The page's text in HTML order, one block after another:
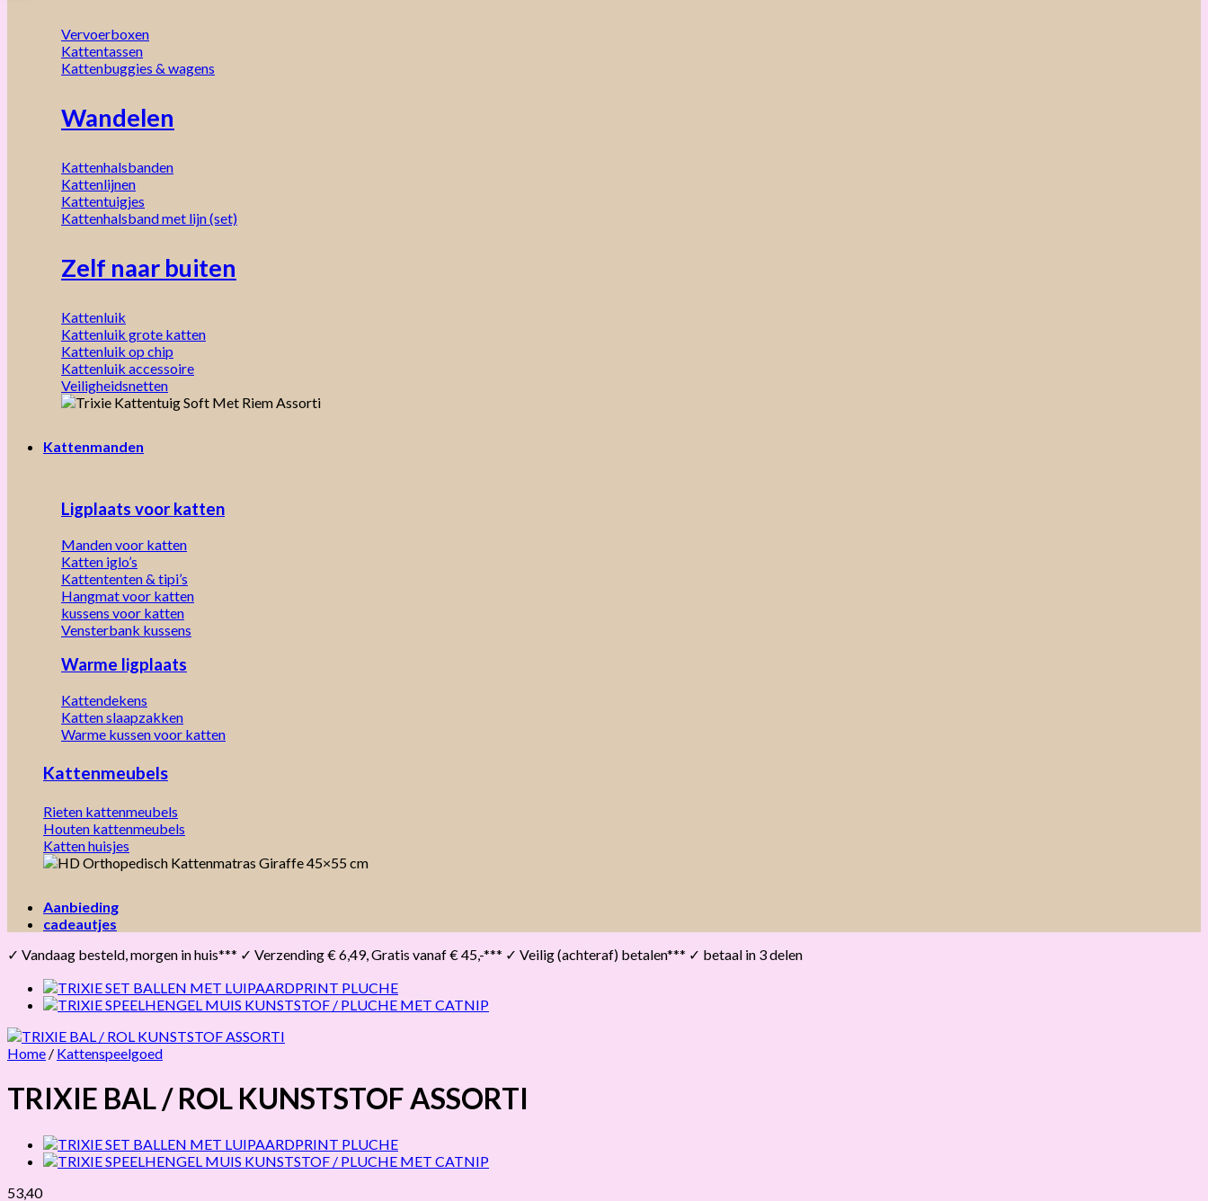
Vervoerboxen
Kattentassen
Kattenbuggies & wagens
Wandelen
Kattenhalsbanden
Kattenlijnen
Kattentuigjes
Kattenhalsband met lijn (set)
Zelf naar buiten
Kattenluik
Kattenluik grote katten
Kattenluik op chip
Kattenluik accessoire
Veiligheidsnetten
Kattenmanden
Ligplaats voor katten
Manden voor katten
Katten iglo’s
Kattententen & tipi’s
Hangmat voor katten
kussens voor katten
Vensterbank kussens
Warme ligplaats
Kattendekens
Katten slaapzakken
Warme kussen voor katten
Kattenmeubels
Rieten kattenmeubels
Houten kattenmeubels
Katten huisjes
Aanbieding
cadeautjes
✓ Vandaag besteld, morgen in huis*** ✓ Verzending € 6,49, Gratis vanaf € 45,-*** ✓ Veilig (achteraf) betalen*** ✓ betaal in 3 delen
Home / Kattenspeelgoed
TRIXIE BAL / ROL KUNSTSTOF ASSORTI
53,40